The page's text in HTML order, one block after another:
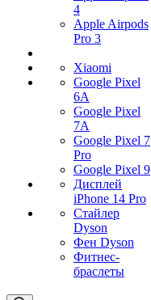
4
Apple Airpods
Pro 3
Xiaomi
Google Pixel
6A
Google Pixel
7А
Google Pixel 7
Pro
Google Pixel 9
Дисплей
iPhone 14 Pro
Стайлер
Dyson
Фен Dyson
Фитнес-
браслеты